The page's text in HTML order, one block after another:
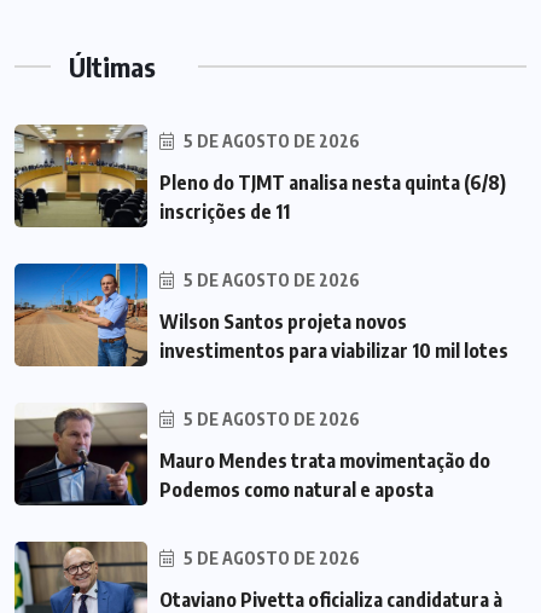
Últimas
5 DE AGOSTO DE 2026
Pleno do TJMT analisa nesta quinta (6/8)
inscrições de 11
5 DE AGOSTO DE 2026
Wilson Santos projeta novos
investimentos para viabilizar 10 mil lotes
5 DE AGOSTO DE 2026
Mauro Mendes trata movimentação do
Podemos como natural e aposta
5 DE AGOSTO DE 2026
Otaviano Pivetta oficializa candidatura à